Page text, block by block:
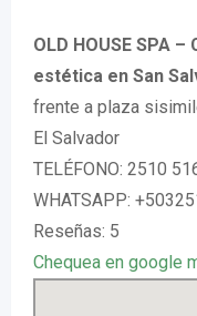
OLD HOUSE SPA
estética en San
frente a plaza
El Salvador
TELÉFONO: 2510
WHATSAPP:
Reseñas: 5
Chequea en google